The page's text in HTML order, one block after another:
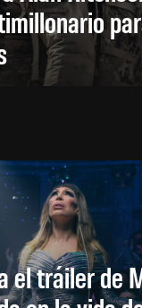
el tráiler de